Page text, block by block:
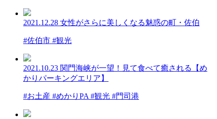
2021.12.28 女性がさらに美しくなる魅惑の町・佐伯
#佐伯市 #観光
2021.10.23 関門海峡が一望！見て食べて癒される【め
かりパーキングエリア】
#お土産 #めかりPA #観光 #門司港